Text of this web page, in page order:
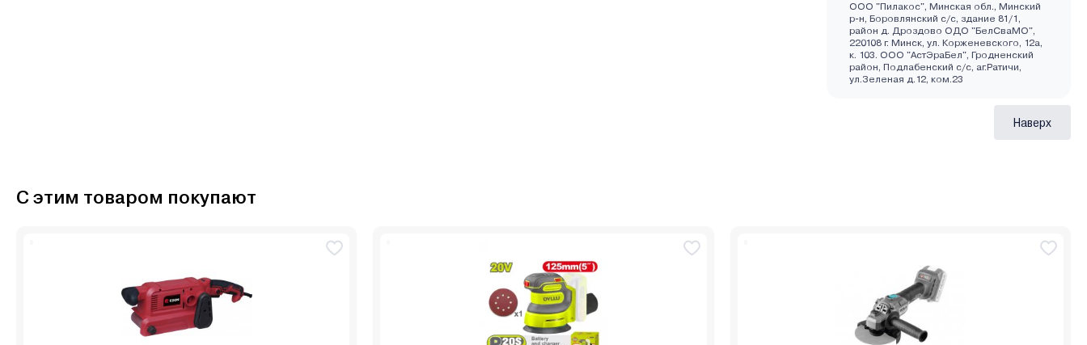
ООО "Пилакос", Минская обл., Минский
р-н, Боровлянский с/с, здание 81/1,
район д. Дроздово ОДО "БелСваМО",
220108 г. Минск, ул. Корженевского, 12а,
к. 103. ООО "АстЭраБел", Гродненский
район, Подлабенский с/с, аг.Ратичи,
ул.Зеленая д.12, ком.23
Наверх
С этим товаром покупают